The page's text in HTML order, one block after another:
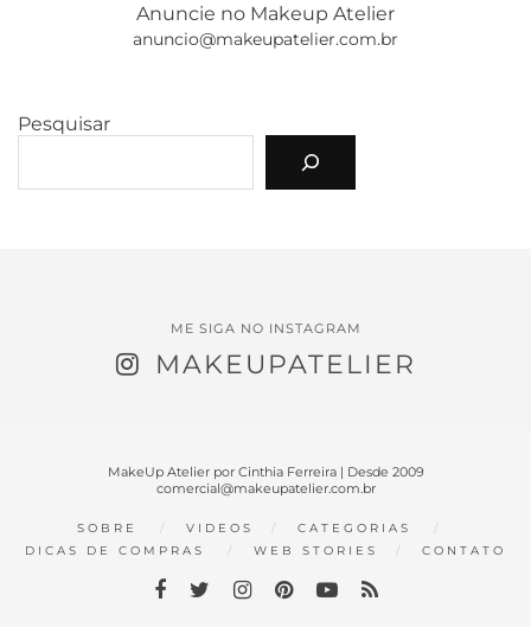
Anuncie no Makeup Atelier
anuncio@makeupatelier.com.br
Pesquisar
ME SIGA NO INSTAGRAM
MAKEUPATELIER
MakeUp Atelier por Cinthia Ferreira | Desde 2009
comercial@makeupatelier.com.br
SOBRE VIDEOS
CATEGORIAS
DICAS DE COMPRAS
WEB STORIES CONTATO